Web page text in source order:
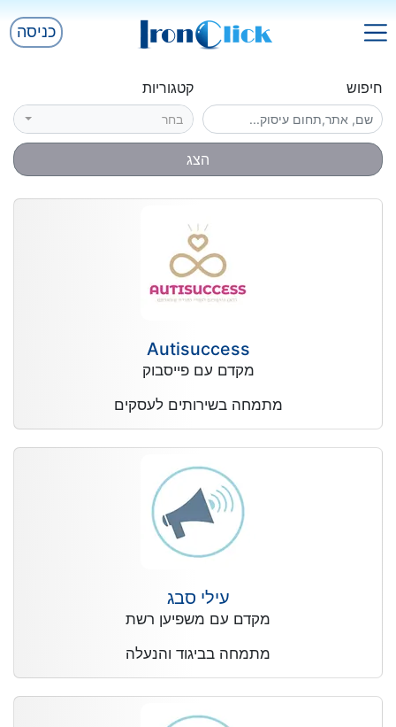
כניסה
חיפוש קטגוריות
בחר
הצג
Autisuccess
מקדם עם פייסבוק
מתמחה בשירותים לעסקים
עילי סבג
מקדם עם משפיען רשת
מתמחה בביגוד והנעלה